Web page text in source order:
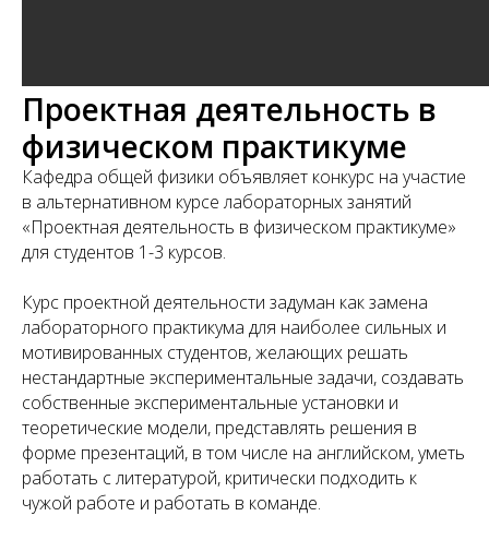
Проектная деятельность в
физическом практикуме
Кафедра общей физики объявляет конкурс на участие
в альтернативном курсе лабораторных занятий
«Проектная деятельность в физическом практикуме»
для студентов 1-3 курсов.
Курс проектной деятельности задуман как замена
лабораторного практикума для наиболее сильных и
мотивированных студентов, желающих решать
нестандартные экспериментальные задачи, создавать
собственные экспериментальные установки и
теоретические модели, представлять решения в
форме презентаций, в том числе на английском, уметь
работать с литературой, критически подходить к
чужой работе и работать в команде.